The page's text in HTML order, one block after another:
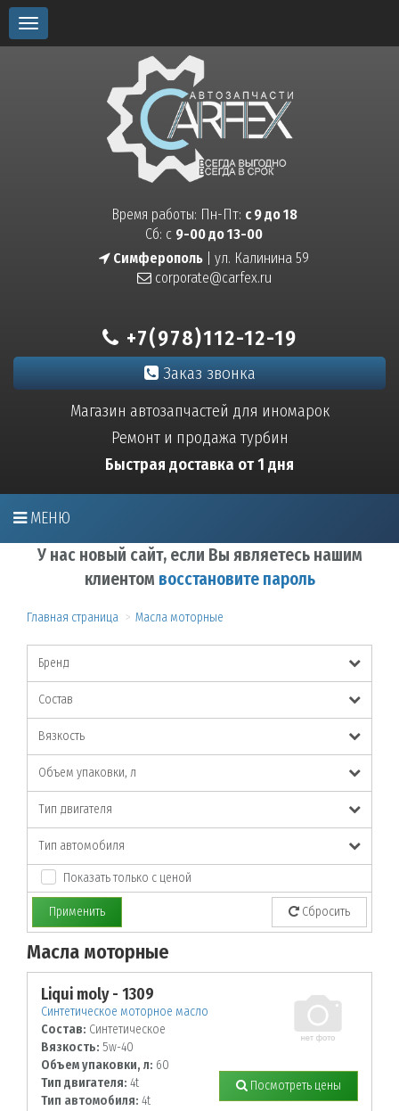
Toggle
navigation
Время работы: Пн-Пт: с 9 до 18
Сб: с 9-00 до 13-00
Симферополь | ул. Калинина 59
corporate@carfex.ru
+7(978)112-12-19
Заказ звонка
Магазин автозапчастей для иномарок
Ремонт и продажа турбин
Быстрая доставка от 1 дня
МЕНЮ
У нас новый сайт, если Вы являетесь нашим
клиентом восстановите пароль
Главная страница Масла моторные
Бренд
Состав
Вязкость
Объем упаковки, л
Тип двигателя
Тип автомобиля
Показать только с ценой
Применить Сбросить
Масла моторные
Liqui moly - 1309
Синтетическое моторное масло
Состав: Синтетическое
Вязкость: 5w-40
Объем упаковки, л: 60
Тип двигателя: 4t
Тип автомобиля: 4t
Посмотреть цены
По заданным параметрам товары не найдены!